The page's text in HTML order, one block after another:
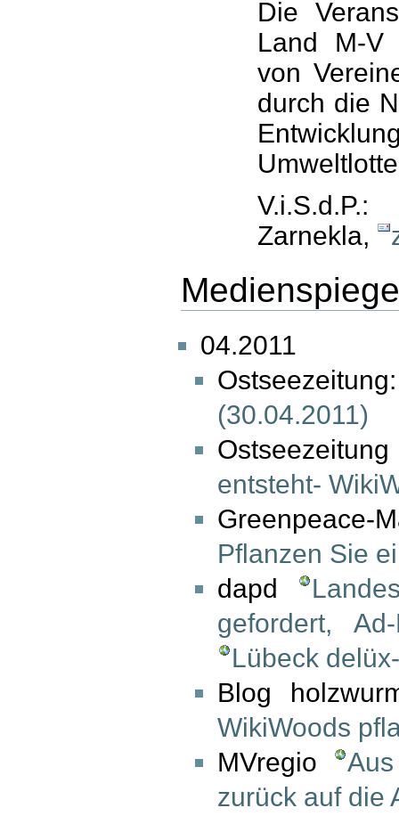
Die
Land M-V
von
durch die
Zarnekla,
04.2011
(30.04.2011)
entsteht-
Pflanzen Sie
dapd
gefordert, Ad-
Lübeck
Blog
WikiWoods
MVregio
zurück auf die